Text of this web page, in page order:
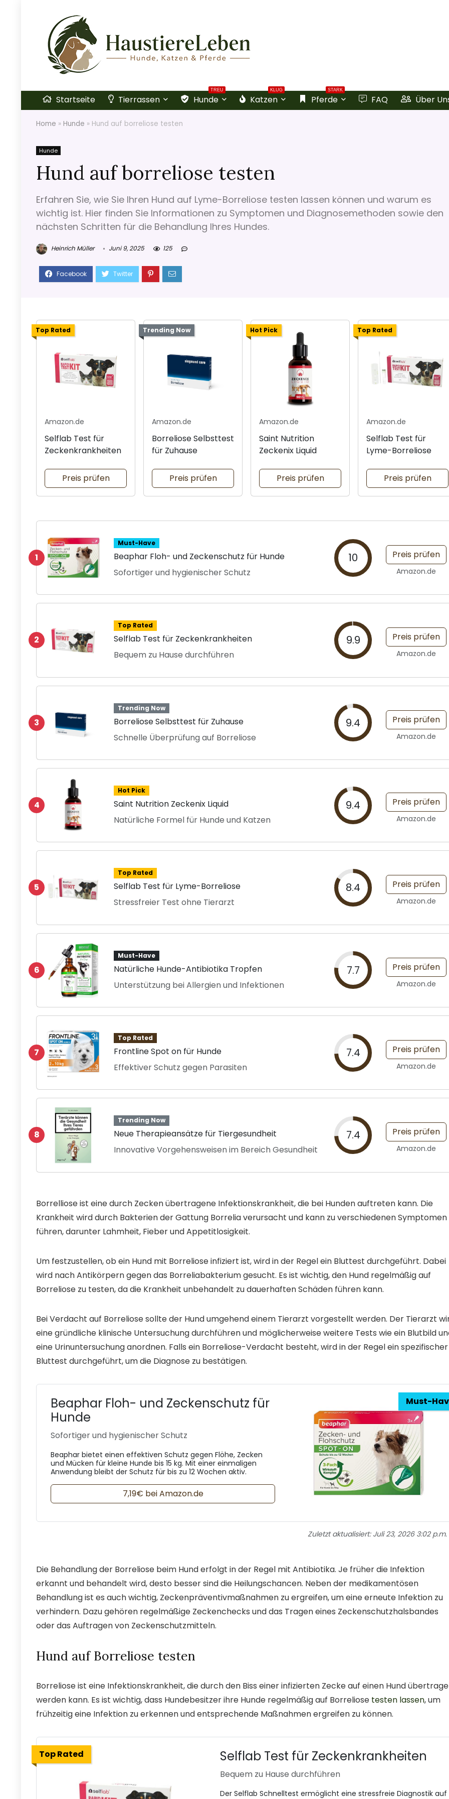
Startseite Tierrassen
TREU
Hunde
KLUG
Katzen
STARK
Pferde FAQ Über
Home » Hunde » Hund auf borreliose testen
Hunde
Hund auf borreliose testen
Erfahren Sie, wie Sie Ihren Hund auf Lyme-Borreliose testen lassen können und warum es
wichtig ist. Hier finden Sie Informationen zu Symptomen und Diagnosemethoden sowie den
nächsten Schritten für die Behandlung Ihres Hundes.
Heinrich Müller Juni 9, 2025 125
Top Rated
Amazon.de
Selflab Test für
Zeckenkrankheiten
Preis prüfen
Trending Now
Amazon.de
Borreliose Selbsttest
für Zuhause
Preis prüfen
Hot Pick
Amazon.de
Saint Nutrition
Zeckenix Liquid
Preis prüfen
Top Rated
Amazon.de
Selflab Test für
Lyme-Borreliose
Preis prüfen
1
Must-Have
Beaphar Floh- und Zeckenschutz für Hunde
Sofortiger und hygienischer Schutz
10 Preis prüfen
Amazon.de
2
Top Rated
Selflab Test für Zeckenkrankheiten
Bequem zu Hause durchführen
9.9 Preis prüfen
Amazon.de
3
Trending Now
Borreliose Selbsttest für Zuhause
Schnelle Überprüfung auf Borreliose
9.4 Preis prüfen
Amazon.de
4
Hot Pick
Saint Nutrition Zeckenix Liquid
Natürliche Formel für Hunde und Katzen
9.4 Preis prüfen
Amazon.de
5
Top Rated
Selflab Test für Lyme-Borreliose
Stressfreier Test ohne Tierarzt
8.4 Preis prüfen
Amazon.de
6
Must-Have
Natürliche Hunde-Antibiotika Tropfen
Unterstützung bei Allergien und Infektionen
7.7 Preis prüfen
Amazon.de
7
Top Rated
Frontline Spot on für Hunde
Effektiver Schutz gegen Parasiten
7.4 Preis prüfen
Amazon.de
8
Trending Now
Neue Therapieansätze für Tiergesundheit
Innovative Vorgehensweisen im Bereich Gesundheit
7.4 Preis prüfen
Amazon.de
Borrelliose ist eine durch Zecken übertragene Infektionskrankheit, die bei Hunden auftreten kann. Die
Krankheit wird durch Bakterien der Gattung Borrelia verursacht und kann zu verschiedenen Symptomen
führen, darunter Lahmheit, Fieber und Appetitlosigkeit.
Um festzustellen, ob ein Hund mit Borreliose infiziert ist, wird in der Regel ein Bluttest durchgeführt. Dabei
wird nach Antikörpern gegen das Borreliabakterium gesucht. Es ist wichtig, den Hund regelmäßig auf
Borreliose zu testen, da die Krankheit unbehandelt zu dauerhaften Schäden führen kann.
Bei Verdacht auf Borreliose sollte der Hund umgehend einem Tierarzt vorgestellt werden. Der Tierarzt
eine gründliche klinische Untersuchung durchführen und möglicherweise weitere Tests wie ein Blutbild
eine Urinuntersuchung anordnen. Falls ein Borreliose-Verdacht besteht, wird in der Regel ein spezifischer
Bluttest durchgeführt, um die Diagnose zu bestätigen.
Must-
Beaphar Floh- und Zeckenschutz für
Hunde
Sofortiger und hygienischer Schutz
Beaphar bietet einen effektiven Schutz gegen Flöhe, Zecken
und Mücken für kleine Hunde bis 15 kg. Mit einer einmaligen
Anwendung bleibt der Schutz für bis zu 12 Wochen aktiv.
7,19€ bei Amazon.de
Zuletzt aktualisiert: Juli 23, 2026 3:02 p.m.
Die Behandlung der Borreliose beim Hund erfolgt in der Regel mit Antibiotika. Je früher die Infektion
erkannt und behandelt wird, desto besser sind die Heilungschancen. Neben der medikamentösen
Behandlung ist es auch wichtig, Zeckenpräventivmaßnahmen zu ergreifen, um eine erneute Infektion zu
verhindern. Dazu gehören regelmäßige Zeckenchecks und das Tragen eines Zeckenschutzhalsbandes
oder das Auftragen von Zeckenschutzmitteln.
Hund auf Borreliose testen
Borreliose ist eine Infektionskrankheit, die durch den Biss einer infizierten Zecke auf einen Hund
werden kann. Es ist wichtig, dass Hundebesitzer ihre Hunde regelmäßig auf Borreliose testen lassen, um
frühzeitig eine Infektion zu erkennen und entsprechende Maßnahmen ergreifen zu können.
Top Rated Selflab Test für Zeckenkrankheiten
Bequem zu Hause durchführen
Der Selflab Schnelltest ermöglicht eine stressfreie Diagnostik auf